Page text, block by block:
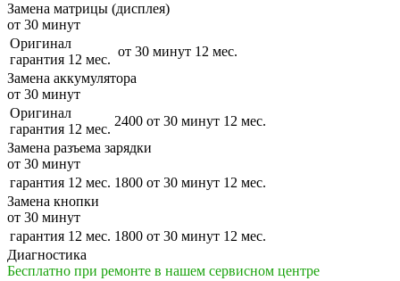
Замена матрицы (дисплея)
от 30 минут
Оригинал
гарантия 12 мес.
от 30 минут 12 мес.
Замена аккумулятора
от 30 минут
Оригинал
гарантия 12 мес.
2400 от 30 минут 12 мес.
Замена разъема зарядки
от 30 минут
гарантия 12 мес. 1800 от 30 минут 12 мес.
Замена кнопки
от 30 минут
гарантия 12 мес. 1800 от 30 минут 12 мес.
Диагностика
Бесплатно при ремонте в нашем сервисном центре